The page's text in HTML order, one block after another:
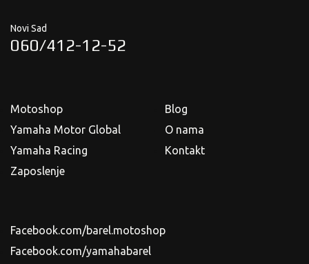
Novi Sad
060/412-12-52
Motoshop
Yamaha Motor Global
Yamaha Racing
Zaposlenje
Blog
O nama
Kontakt
Facebook.com/barel.motoshop
Facebook.com/yamahabarel